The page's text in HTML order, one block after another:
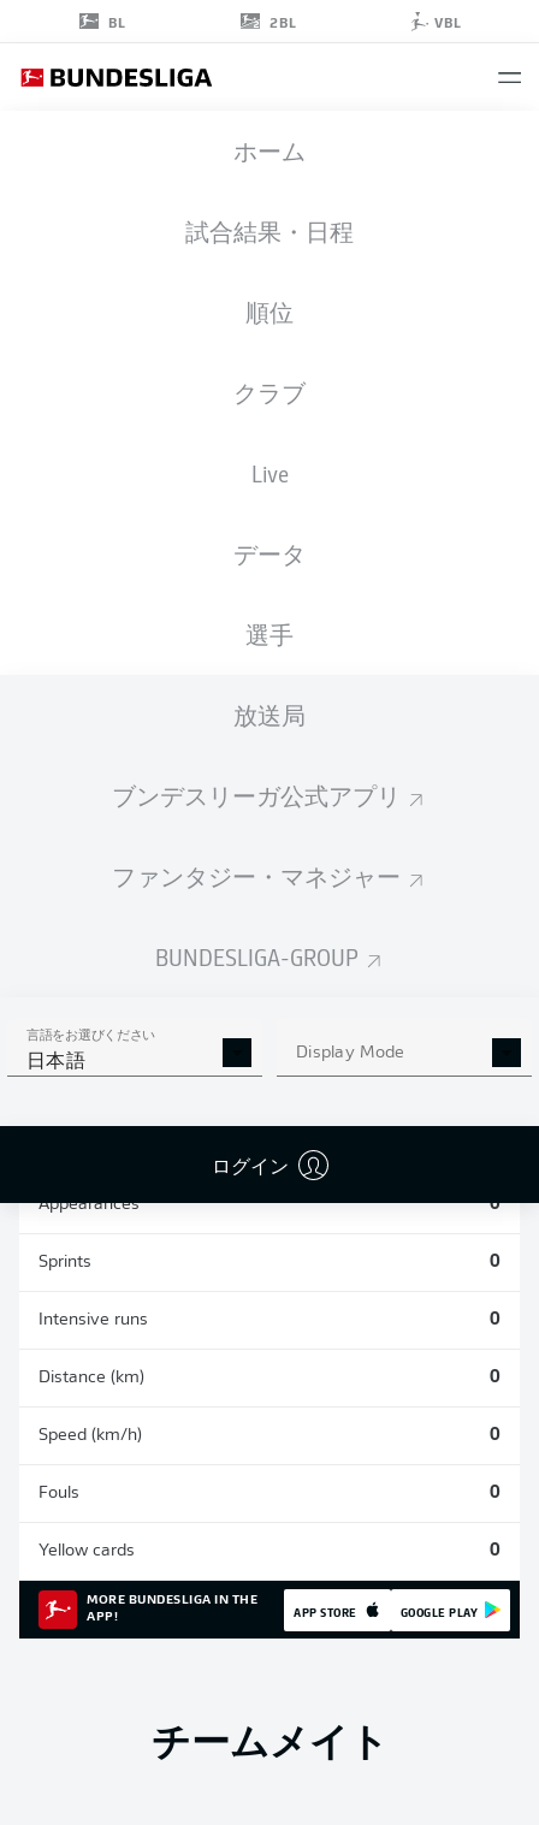
BL 2BL VBL
ホーム
試合結果・日程
順位
クラブ
Live
データ
選手
放送局
ブンデスリーガ公式アプリ
ファンタジー・マネジャー
BUNDESLIGA-GROUP
言語をお選びください
日本語 Display Mode
ログイン
PEREIRA CARDOSO
BORUSSIA MÖNCHENGLADBACH
統計 シーズン 2026/2027
SHOTS SAVED OWN-GOALS
Appearances 0
Sprints 0
Intensive runs 0
Distance (km) 0
Speed (km/h) 0
Fouls 0
Yellow cards 0
MORE BUNDESLIGA IN THE
APP!
APP STORE GOOGLE PLAY
チームメイト